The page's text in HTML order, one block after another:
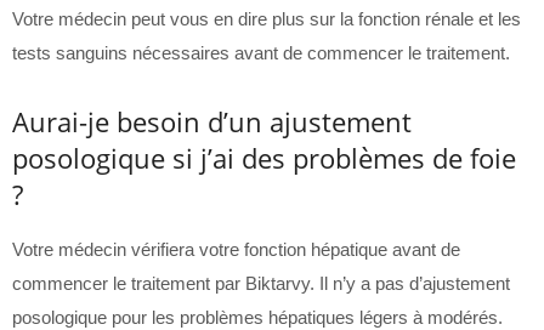
Votre médecin peut vous en dire plus sur la fonction rénale et les
tests sanguins nécessaires avant de commencer le traitement.
Aurai-je besoin d’un ajustement
posologique si j’ai des problèmes de foie
?
Votre médecin vérifiera votre fonction hépatique avant de
commencer le traitement par Biktarvy. Il n’y a pas d’ajustement
posologique pour les problèmes hépatiques légers à modérés.